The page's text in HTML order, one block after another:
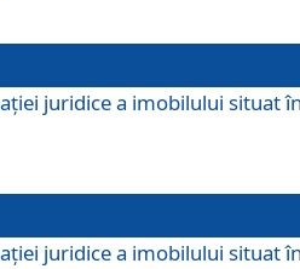
juridice a imobilului situat
juridice a imobilului situat